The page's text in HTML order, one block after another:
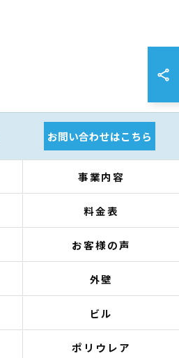
お問い合わせはこちら
事業内容
料金表
お客様の声
外壁
ビル
ポリウレア